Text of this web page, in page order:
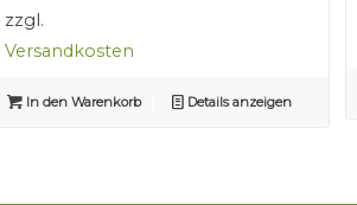
zzgl.
Versandkosten
In den Warenkorb Details anzeigen